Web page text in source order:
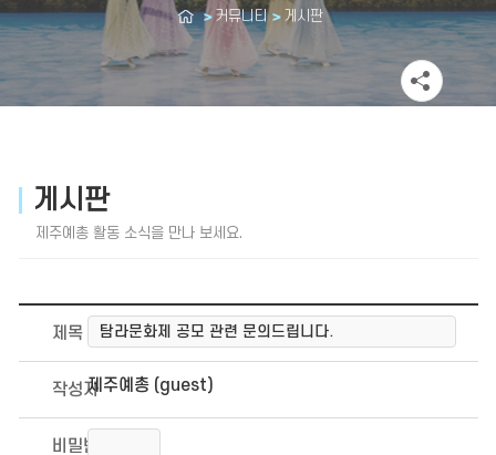
커뮤니티 게시판
게시판
제주예총 활동 소식을 만나 보세요.
제목
작성자제주예총 (guest)
비밀번호